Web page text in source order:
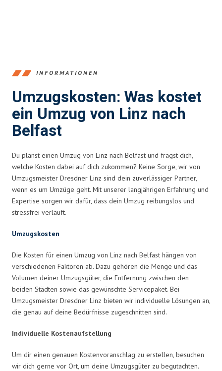
INFORMATIONEN
Umzugskosten: Was kostet
ein Umzug von Linz nach
Belfast
Du planst einen Umzug von Linz nach Belfast und fragst dich,
welche Kosten dabei auf dich zukommen? Keine Sorge, wir von
Umzugsmeister Dresdner Linz sind dein zuverlässiger Partner,
wenn es um Umzüge geht. Mit unserer langjährigen Erfahrung und
Expertise sorgen wir dafür, dass dein Umzug reibungslos und
stressfrei verläuft.
Umzugskosten
Die Kosten für einen Umzug von Linz nach Belfast hängen von
verschiedenen Faktoren ab. Dazu gehören die Menge und das
Volumen deiner Umzugsgüter, die Entfernung zwischen den
beiden Städten sowie das gewünschte Servicepaket. Bei
Umzugsmeister Dresdner Linz bieten wir individuelle Lösungen an,
die genau auf deine Bedürfnisse zugeschnitten sind.
Individuelle Kostenaufstellung
Um dir einen genauen Kostenvoranschlag zu erstellen, besuchen
wir dich gerne vor Ort, um deine Umzugsgüter zu begutachten.